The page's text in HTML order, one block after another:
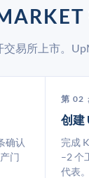
易所上市。
确认
门
第 02
创建
完成
–2 个
代表。